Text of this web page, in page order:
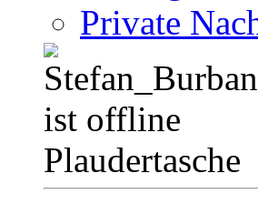
Private
Plaudertasche